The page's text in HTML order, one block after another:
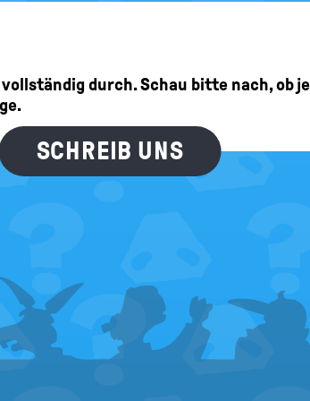
durch. Schau bitte nach, ob
SCHREIB UNS